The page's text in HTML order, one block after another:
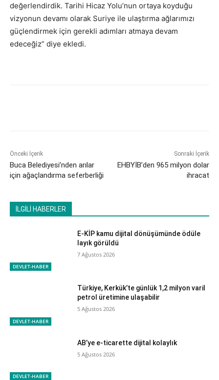
değerlendirdik. Tarihi Hicaz Yolu’nun ortaya koyduğu
vizyonun devamı olarak Suriye ile ulaştırma ağlarımızı
güçlendirmek için gerekli adımları atmaya devam
edeceğiz” diye ekledi.
Önceki İçerik
Buca Belediyesi’nden arılar
için ağaçlandırma seferberliği
Sonraki İçerik
EHBYİB’den 965 milyon dolar
ihracat
İLGİLİ HABERLER
DEVLET-HABER
E-KİP kamu dijital dönüşümünde ödüle
layık görüldü
7 Ağustos 2026
DEVLET-HABER
Türkiye, Kerkük’te günlük 1,2 milyon varil
petrol üretimine ulaşabilir
5 Ağustos 2026
DEVLET-HABER
AB’ye e-ticarette dijital kolaylık
5 Ağustos 2026